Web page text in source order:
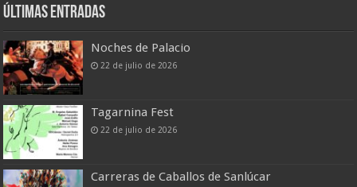
Últimas entradas
Noches de Palacio
22 de julio de 2026
Tagarnina Fest
22 de julio de 2026
Carreras de Caballos de Sanlúcar